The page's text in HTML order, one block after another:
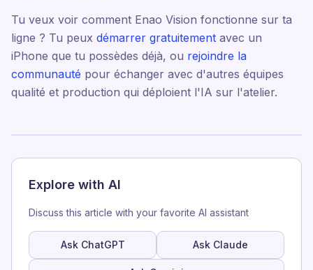
Tu veux voir comment Enao Vision fonctionne sur ta
ligne ? Tu peux démarrer gratuitement avec un
iPhone que tu possèdes déjà, ou rejoindre la
communauté pour échanger avec d'autres équipes
qualité et production qui déploient l'IA sur l'atelier.
Explore with AI
Discuss this article with your favorite AI assistant
Ask ChatGPT Ask Claude